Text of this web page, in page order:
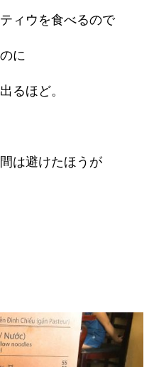
ィウを食べるので
に
るほど。
は避けたほうが